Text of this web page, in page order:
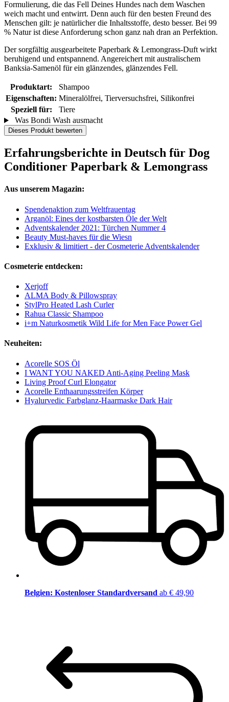
Formulierung, die das Fell Deines Hundes nach dem Waschen
weich macht und entwirrt. Denn auch für den besten Freund des
Menschen gilt: je natürlicher die Inhaltsstoffe, desto besser. Bei 99
% Natur ist diese Anforderung schon ganz nah dran an Perfektion.
Der sorgfältig ausgearbeitete Paperbark & ​​Lemongrass-Duft wirkt
beruhigend und entspannend. Angereichert mit australischem
Banksia-Samenöl für ein glänzendes, glänzendes Fell.
Produktart:
Shampoo
Eigenschaften: Mineralölfrei, Tierversuchsfrei, Silikonfrei
Speziell für:
Tiere
Was Bondi Wash ausmacht
Dieses Produkt bewerten
Erfahrungsberichte in Deutsch für Dog
Conditioner Paperbark & Lemongrass
Aus unserem Magazin:
Spendenaktion zum Weltfrauentag
Arganöl: Eines der kostbarsten Öle der Welt
Adventskalender 2021: Türchen Nummer 4
Beauty Must-haves für die Wiesn
Exklusiv & limitiert - der Cosmeterie Adventskalender
Cosmeterie entdecken:
Xerjoff
ALMA Body & Pillowspray
StylPro Heated Lash Curler
Rahua Classic Shampoo
i+m Naturkosmetik Wild Life for Men Face Power Gel
Neuheiten:
Acorelle SOS Öl
I WANT YOU NAKED Anti-Aging Peeling Mask
Living Proof Curl Elongator
Acorelle Enthaarungsstreifen Körper
Hyalurvedic Farbglanz-Haarmaske Dark Hair
Belgien: Kostenloser Standardversand ab € 49,90